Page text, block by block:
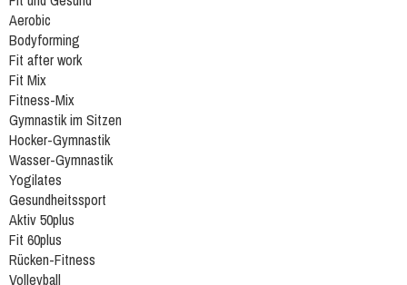
Aerobic
Bodyforming
Fit after work
Fit Mix
Fitness-Mix
Gymnastik im Sitzen
Hocker-Gymnastik
Wasser-Gymnastik
Yogilates
Gesundheitssport
Aktiv 50plus
Fit 60plus
Rücken-Fitness
Volleyball